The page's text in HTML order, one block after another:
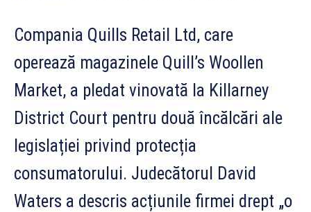
Compania Quills Retail Ltd, care
operează magazinele Quill’s Woollen
Market, a pledat vinovată la Killarney
District Court pentru două încălcări ale
legislației privind protecția
consumatorului. Judecătorul David
Waters a descris acțiunile firmei drept „o